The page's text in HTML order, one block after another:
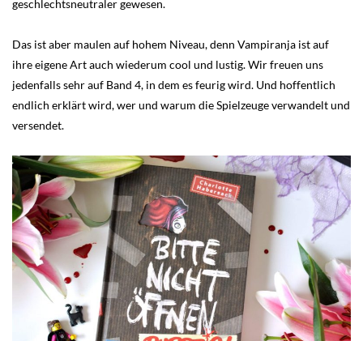
geschlechtsneutraler gewesen.
Das ist aber maulen auf hohem Niveau, denn Vampiranja ist auf
ihre eigene Art auch wiederum cool und lustig. Wir freuen uns
jedenfalls sehr auf Band 4, in dem es feurig wird. Und hoffentlich
endlich erklärt wird, wer und warum die Spielzeuge verwandelt und
versendet.